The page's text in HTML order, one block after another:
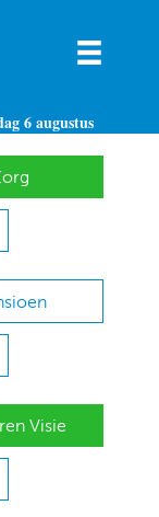
6 augustus
Visie